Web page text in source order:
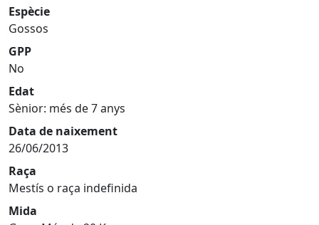
Espècie
Gossos
GPP
No
Edat
Sènior: més de 7 anys
Data de naixement
26/06/2013
Raça
Mestís o raça indefinida
Mida